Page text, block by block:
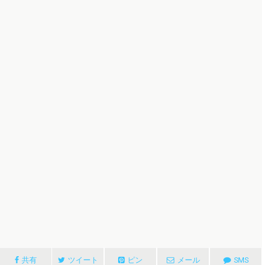
共有 ツイート ピン メール SMS